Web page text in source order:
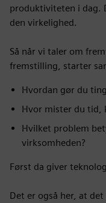
produktiviteten i dag.
den virkelighed.
Så når vi taler om
fremstilling, starter
Hvordan gør du
Hvor mister du tid,
Hvilket problem
virksomheden?
Først da giver
Det er også her, at